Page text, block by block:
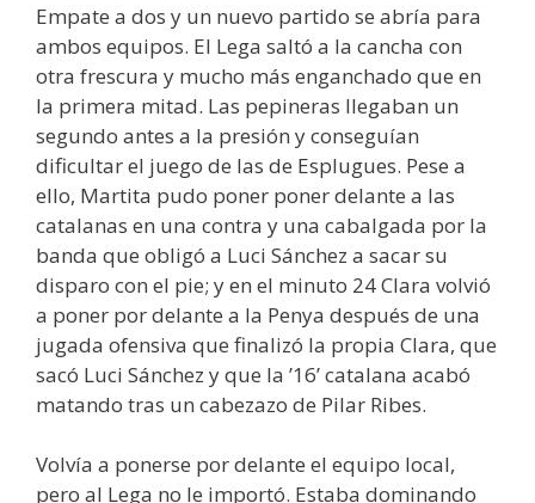
Empate a dos y un nuevo partido se abría para
ambos equipos. El Lega saltó a la cancha con
otra frescura y mucho más enganchado que en
la primera mitad. Las pepineras llegaban un
segundo antes a la presión y conseguían
dificultar el juego de las de Esplugues. Pese a
ello, Martita pudo poner poner delante a las
catalanas en una contra y una cabalgada por la
banda que obligó a Luci Sánchez a sacar su
disparo con el pie; y en el minuto 24 Clara volvió
a poner por delante a la Penya después de una
jugada ofensiva que finalizó la propia Clara, que
sacó Luci Sánchez y que la ’16’ catalana acabó
matando tras un cabezazo de Pilar Ribes.
Volvía a ponerse por delante el equipo local,
pero al Lega no le importó. Estaba dominando